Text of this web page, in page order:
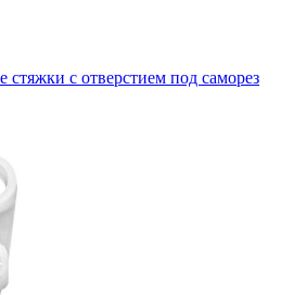
стяжки с отверстием под саморез